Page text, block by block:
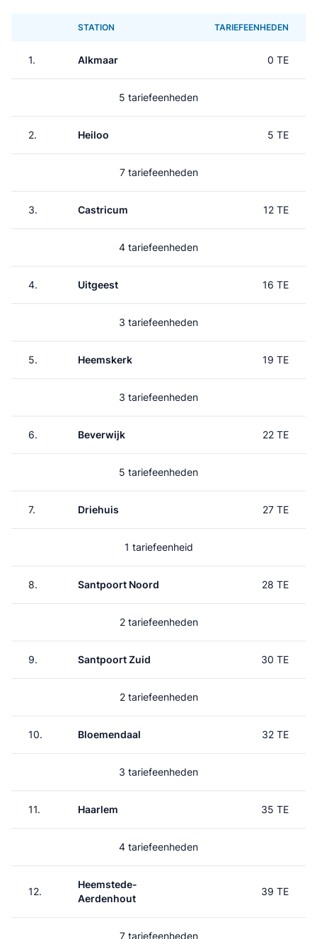
STATION TARIEFEENHEDEN
1. Alkmaar 0 TE
5 tariefeenheden
2. Heiloo 5 TE
7 tariefeenheden
3. Castricum 12 TE
4 tariefeenheden
4. Uitgeest 16 TE
3 tariefeenheden
5. Heemskerk 19 TE
3 tariefeenheden
6. Beverwijk 22 TE
5 tariefeenheden
7. Driehuis 27 TE
1 tariefeenheid
8. Santpoort Noord 28 TE
2 tariefeenheden
9. Santpoort Zuid 30 TE
2 tariefeenheden
10. Bloemendaal 32 TE
3 tariefeenheden
11. Haarlem 35 TE
4 tariefeenheden
12.
Heemstede-
Aerdenhout
39 TE
7 tariefeenheden